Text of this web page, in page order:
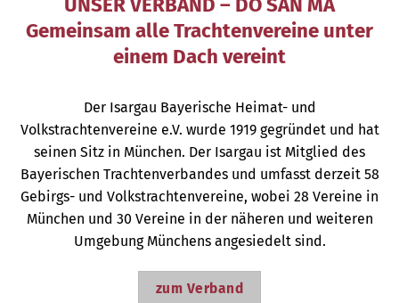
UNSER VERBAND – DO SAN MA
Gemeinsam alle Trachtenvereine unter
einem Dach vereint
Der Isargau Bayerische Heimat- und
Volkstrachtenvereine e.V. wurde 1919 gegründet und hat
seinen Sitz in München. Der Isargau ist Mitglied des
Bayerischen Trachtenverbandes und umfasst derzeit 58
Gebirgs- und Volkstrachtenvereine, wobei 28 Vereine in
München und 30 Vereine in der näheren und weiteren
Umgebung Münchens angesiedelt sind.
zum Verband